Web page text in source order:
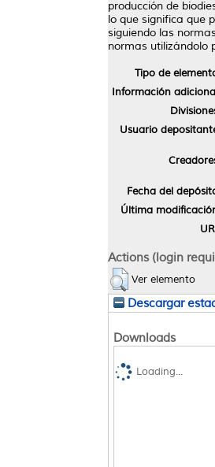
producción de
lo que significa que
siguiendo las
normas utilizándolo
Tipo de
Información
Usuario
Fecha del
Última
Actions (login
Ver elemento
Descargar
Downloads
Loading...